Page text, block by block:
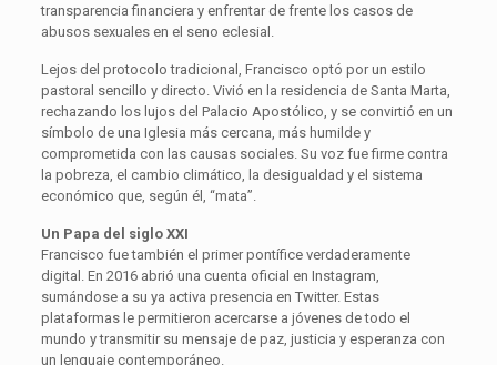
transparencia financiera y enfrentar de frente los casos de
abusos sexuales en el seno eclesial.
Lejos del protocolo tradicional, Francisco optó por un estilo
pastoral sencillo y directo. Vivió en la residencia de Santa Marta,
rechazando los lujos del Palacio Apostólico, y se convirtió en un
símbolo de una Iglesia más cercana, más humilde y
comprometida con las causas sociales. Su voz fue firme contra
la pobreza, el cambio climático, la desigualdad y el sistema
económico que, según él, “mata”.
Un Papa del siglo XXI
Francisco fue también el primer pontífice verdaderamente
digital. En 2016 abrió una cuenta oficial en Instagram,
sumándose a su ya activa presencia en Twitter. Estas
plataformas le permitieron acercarse a jóvenes de todo el
mundo y transmitir su mensaje de paz, justicia y esperanza con
un lenguaje contemporáneo.